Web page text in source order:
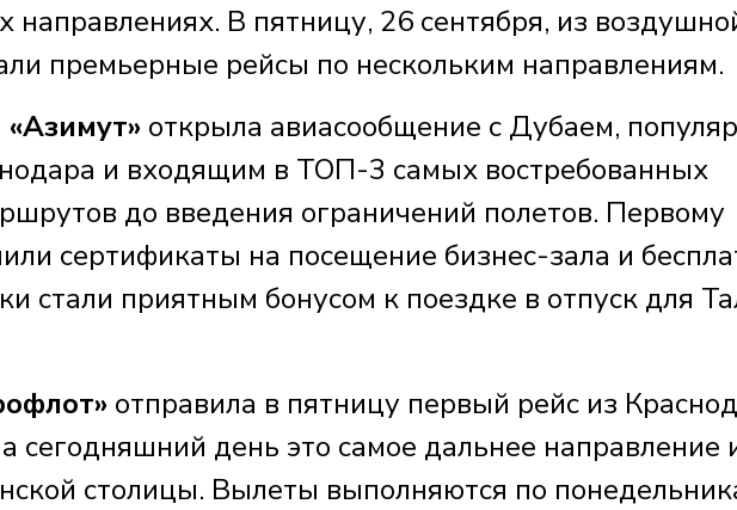
В пятницу, 26 сентября, из
премьерные рейсы по нескольким направлениям.
открыла авиасообщение с Дубаем,
и входящим в ТОП-3 самых востребованных
до введения ограничений полетов. Первому
сертификаты на посещение бизнес-зала и
стали приятным бонусом к поездке в отпуск для
отправила в пятницу первый рейс из
сегодняшний день это самое дальнее направление
столицы. Вылеты выполняются по